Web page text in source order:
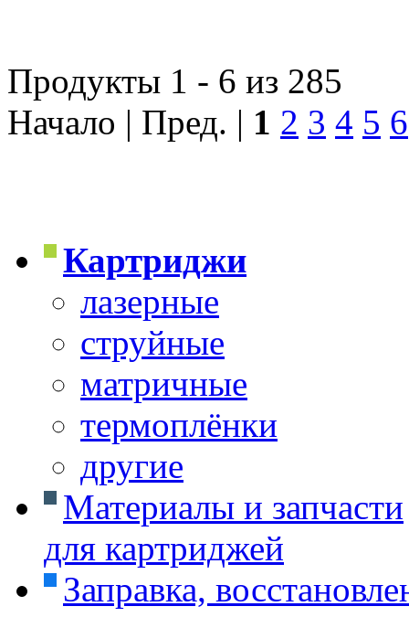
Продукты 1 - 6 из 285
Начало | Пред. | 1 2 3 4 5 6
Картриджи
лазерные
струйные
матричные
термоплёнки
другие
Материалы и запчасти
для картриджей
Заправка,